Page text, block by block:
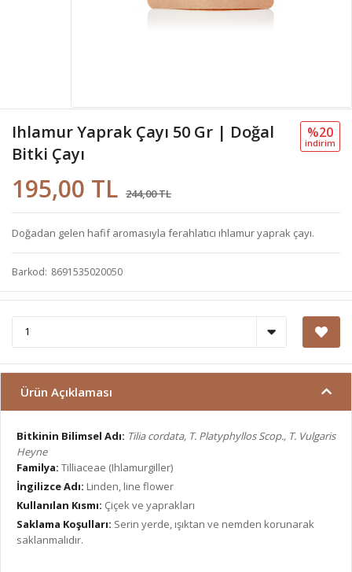
Ihlamur Yaprak Çayı 50 Gr | Doğal
Bitki Çayı
195,00 TL 244,00 TL
%20
i̇ndi̇ri̇m
Doğadan gelen hafif aromasıyla ferahlatıcı ıhlamur yaprak çayı.
Barkod 8691535020050
Ürün Açıklaması
Bitkinin Bilimsel Adı: Tilia cordata, T. Platyphyllos Scop., T. Vulgaris
Heyne
Familya: Tilliaceae (Ihlamurgiller)
İngilizce Adı: Linden, line flower
Kullanılan Kısmı: Çiçek ve yaprakları
Saklama Koşulları: Serin yerde, ışıktan ve nemden korunarak
saklanmalıdır.